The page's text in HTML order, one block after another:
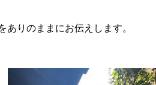
りのままにお伝えします。